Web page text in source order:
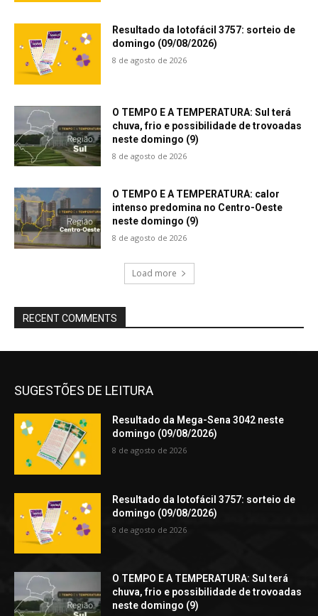
Resultado da lotofácil 3757: sorteio de
domingo (09/08/2026)
8 de agosto de 2026
O TEMPO E A TEMPERATURA: Sul terá
chuva, frio e possibilidade de trovoadas
neste domingo (9)
8 de agosto de 2026
O TEMPO E A TEMPERATURA: calor
intenso predomina no Centro-Oeste
neste domingo (9)
8 de agosto de 2026
Load more
RECENT COMMENTS
SUGESTÕES DE LEITURA
Resultado da Mega-Sena 3042 neste
domingo (09/08/2026)
8 de agosto de 2026
Resultado da lotofácil 3757: sorteio de
domingo (09/08/2026)
8 de agosto de 2026
O TEMPO E A TEMPERATURA: Sul terá
chuva, frio e possibilidade de trovoadas
neste domingo (9)